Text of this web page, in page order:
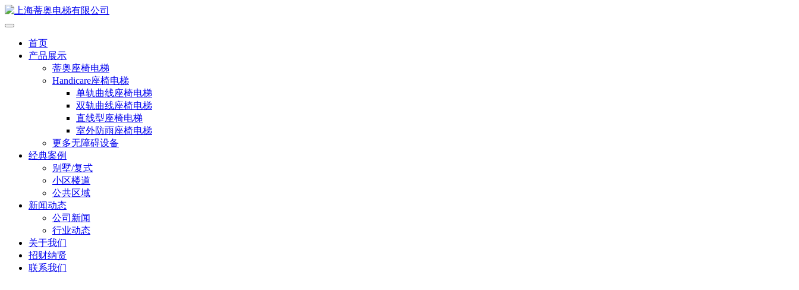
首页
产品展示
蒂奥座椅电梯
Handicare座椅电梯
单轨曲线座椅电梯
双轨曲线座椅电梯
直线型座椅电梯
室外防雨座椅电梯
更多无障碍设备
经典案例
别墅/复式
小区楼道
公共区域
新闻动态
公司新闻
行业动态
关于我们
招财纳贤
联系我们